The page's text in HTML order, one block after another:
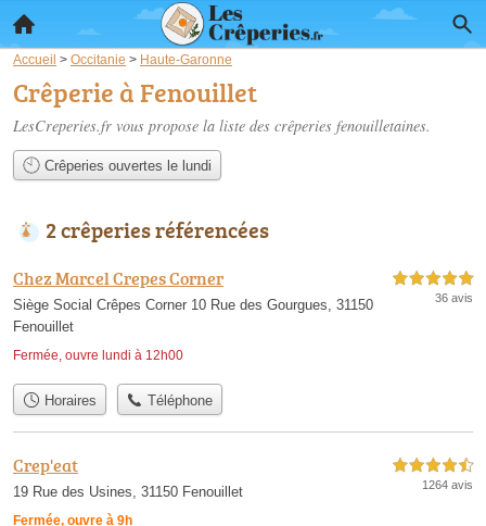
Accueil > Occitanie > Haute-Garonne
Crêperie à Fenouillet
LesCreperies.fr vous propose la liste des crêperies fenouilletaines.
Crêperies ouvertes le lundi
2 crêperies référencées
Chez Marcel Crepes Corner
Siège Social Crêpes Corner 10 Rue des Gourgues, 31150
Fenouillet
Fermée, ouvre lundi à 12h00
5,0 étoiles sur 5
36 avis
Horaires Téléphone
Crep'eat
19 Rue des Usines, 31150 Fenouillet
Fermée, ouvre à 9h
4,5 étoiles sur 5
1264 avis